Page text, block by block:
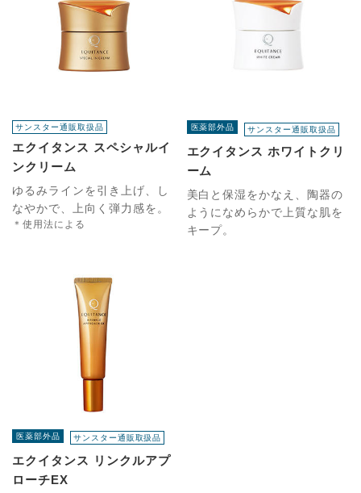
サンスター通販取扱品
エクイタンス スペシャルイ
ンクリーム
ゆるみラインを引き上げ、し
なやかで、上向く弾力感を。
＊使用法による
医薬部外品 サンスター通販取扱品
エクイタンス ホワイトクリ
ーム
美白と保湿をかなえ、陶器の
ようになめらかで上質な肌を
キープ。
医薬部外品 サンスター通販取扱品
エクイタンス リンクルアプ
ローチEX